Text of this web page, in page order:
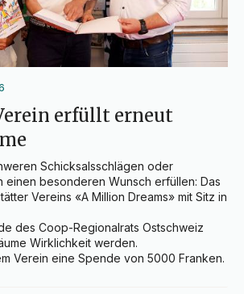
erfüllt erneut
Schicksalsschlägen oder
einen besonderen Wunsch erfüllen: Das
Vereins «A Million Dreams» mit Sitz in
des Coop-Regionalrats Ostschweiz
Wirklichkeit werden.
Verein eine Spende von 5000 Franken.